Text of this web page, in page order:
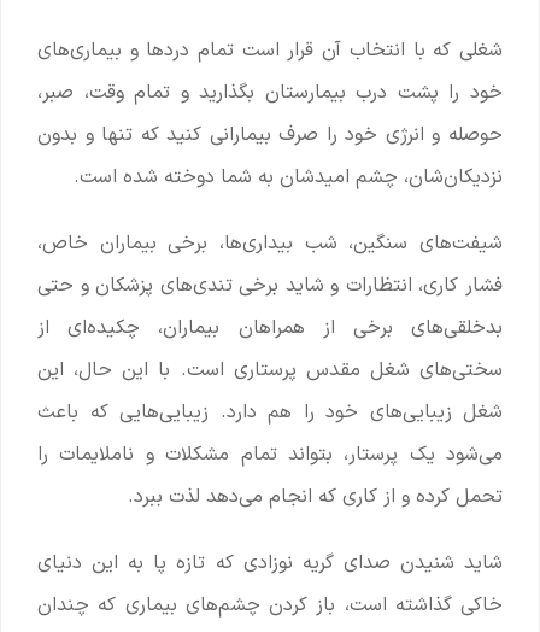
شغلی که با انتخاب آن قرار است تمام دردها و بیماری‌های
خود را پشت درب بیمارستان بگذارید و تمام وقت، صبر،
حوصله و انرژی خود را صرف بیمارانی کنید که تنها و بدون
نزدیکان‌شان، چشم امیدشان به شما دوخته شده است.
شیفت‌های سنگین، شب بیداری‌ها، برخی بیماران خاص،
فشار کاری، انتظارات و شاید برخی تندی‌های پزشکان و حتی
بدخلقی‌های برخی از همراهان بیماران، چکیده‌ای از
سختی‌های شغل مقدس پرستاری است. با این حال، این
شغل زیبایی‌های خود را هم دارد. زیبایی‌هایی که باعث
می‌شود یک پرستار، بتواند تمام مشکلات و ناملایمات را
تحمل کرده و از کاری که انجام می‌دهد لذت ببرد.
شاید شنیدن صدای گریه نوزادی که تازه پا به این دنیای
خاکی گذاشته است، باز کردن چشم‌های بیماری که چندان